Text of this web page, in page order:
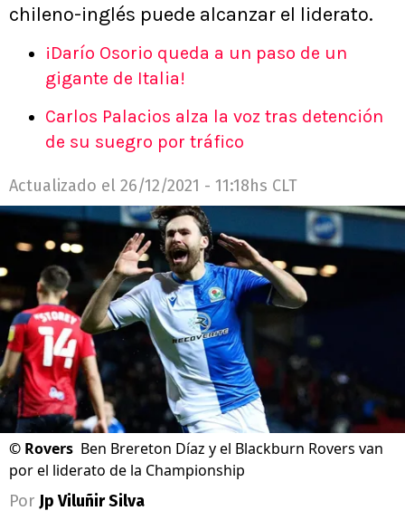
chileno-inglés puede alcanzar el liderato.
¡Darío Osorio queda a un paso de un
gigante de Italia!
Carlos Palacios alza la voz tras detención
de su suegro por tráfico
Actualizado el 26/12/2021 - 11:18hs CLT
© Rovers Ben Brereton Díaz y el Blackburn Rovers van
por el liderato de la Championship
Por Jp Viluñir Silva